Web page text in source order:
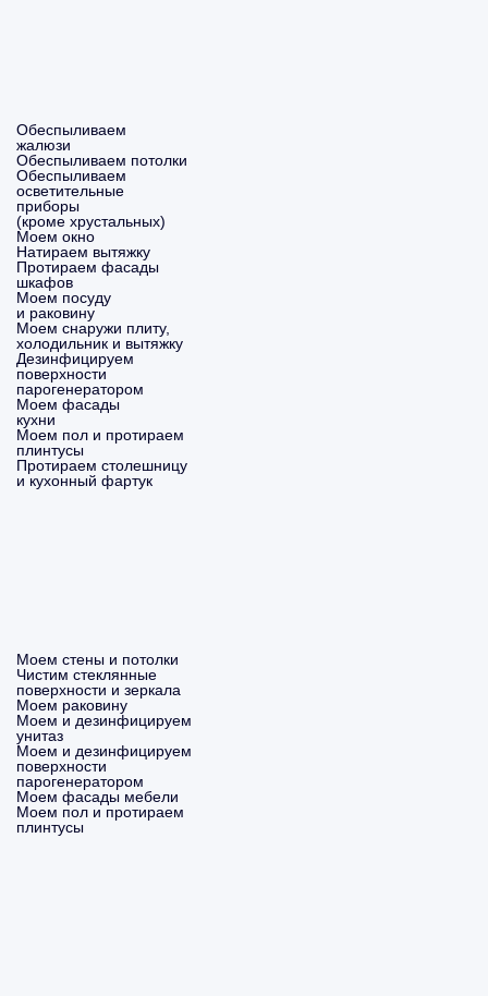
Обеспыливаем
жалюзи
Обеспыливаем потолки
Обеспыливаем
осветительные
приборы
(кроме хрустальных)
Моем окно
Натираем вытяжку
Протираем фасады
шкафов
Моем посуду
и раковину
Моем снаружи плиту,
холодильник и вытяжку
Дезинфицируем
поверхности
парогенератором
Моем фасады
кухни
Моем пол и протираем
плинтусы
Протираем столешницу
и кухонный фартук
Моем стены и потолки
Чистим стеклянные
поверхности и зеркала
Моем раковину
Моем и дезинфицируем
унитаз
Моем и дезинфицируем
поверхности
парогенератором
Моем фасады мебели
Моем пол и протираем
плинтусы